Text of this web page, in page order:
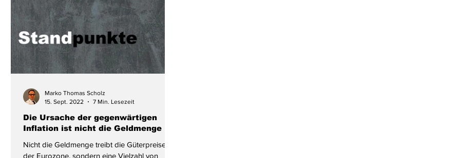
Die Ursache der gegenwärtigen
Inflation ist nicht die Geldmenge
Nicht die Geldmenge treibt die Güterpreise in
der Eurozone, sondern eine Vielzahl von
Marko Thomas Scholz
15. Sept. 2022
7 Min. Lesezeit